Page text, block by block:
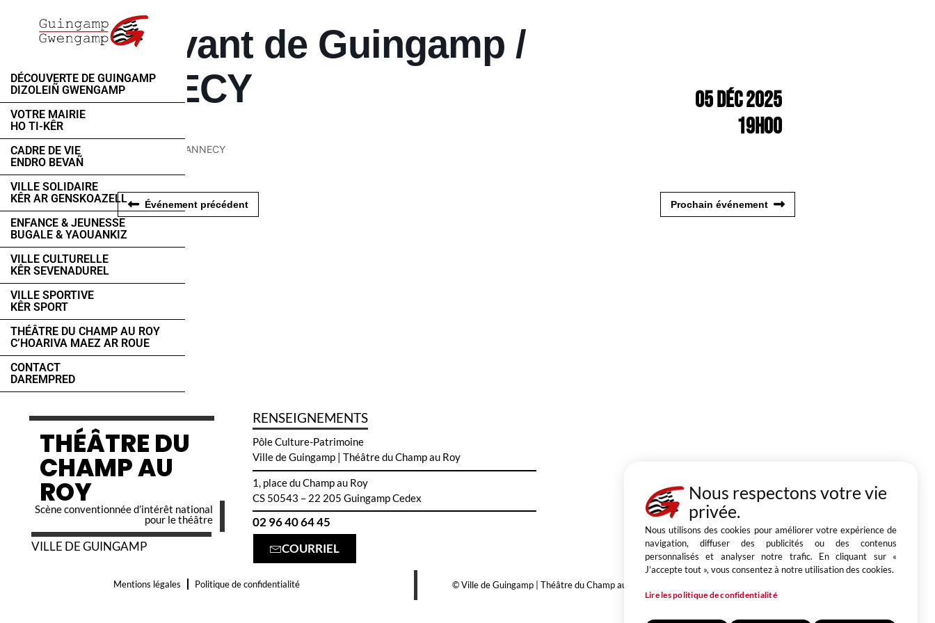
DÉCOUVERTE DE GUINGAMP
DIZOLEIÑ GWENGAMP
VOTRE MAIRIE
HO TI-KÊR
CADRE DE VIE
ENDRO BEVAÑ
VILLE SOLIDAIRE
KÊR AR GENSKOAZELL
ENFANCE & JEUNESSE
BUGALE & YAOUANKIZ
VILLE CULTURELLE
KÊR SEVENADUREL
VILLE SPORTIVE
KÊR SPORT
THÉÂTRE DU CHAMP AU ROY
C’HOARIVA MAEZ AR ROUE
CONTACT
DAREMPRED
En Avant de Guingamp /
ANNECY
05 Déc 2025
19h00
En Avant de Guingamp / ANNECY
Événement précédent Prochain événement
THÉÂTRE DU
CHAMP AU
ROY
Scène conventionnée d’intérêt national
pour le théâtre
VILLE DE GUINGAMP
RENSEIGNEMENTS
Pôle Culture-Patrimoine
Ville de Guingamp | Théâtre du Champ au Roy
1, place du Champ au Roy
CS 50543 – 22 205 Guingamp Cedex
02 96 40 64 45
COURRIEL
Mentions légales Politique de confidentialité © Ville de Guingamp | Théâtre du Champ au Roy
Nous respectons votre vie
privée.
Nous utilisons des cookies pour améliorer votre expérience de
navigation, diffuser des publicités ou des contenus
personnalisés et analyser notre trafic. En cliquant sur «
J’accepte tout », vous consentez à notre utilisation des cookies.
Lire les politique de confidentialité